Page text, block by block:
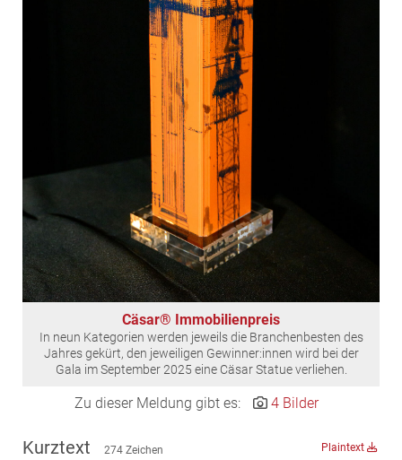
HARING Group + WINEGG Realitäten
IMMOBILIEN MAGAZIN VERLAG
MST Muhr
ÖKO-Wohnbau
PAYUCA
Raiffeisen Property Holding International
Savoir Vivre Group
STEUP Realitäten
STIX + Partner
Cäsar® Immobilienpreis
In neun Kategorien werden jeweils die Branchenbesten des
Jahres gekürt, den jeweiligen Gewinner:innen wird bei der
Gala im September 2025 eine Cäsar Statue verliehen.
Zu dieser Meldung gibt es: 4 Bilder
Kurztext 274 Zeichen Plaintext